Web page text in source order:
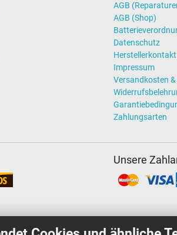
AGB
AGB (Shop)
Datenschutz
Herstellerkontakt
Impressum
Versandkosten
Zahlungsarten
Unsere